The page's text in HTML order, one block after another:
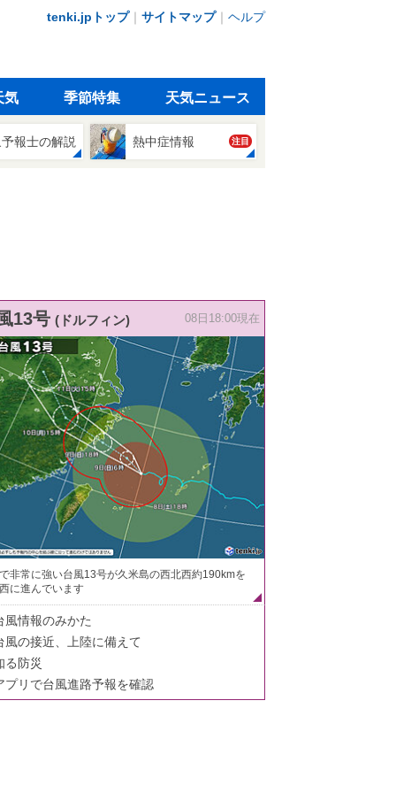
tenki.jpトップ｜ サイトマップ｜ ヘルプ
気 季節特集 天気ニュース
報士の解説 熱中症情報 注目
13号 (ドルフィン) 08日18:00現在
非常に強い台風13号が久米島の西北西約190kmを
に進んでいます
風情報のみかた
風の接近、上陸に備えて
る防災
プリで台風進路予報を確認